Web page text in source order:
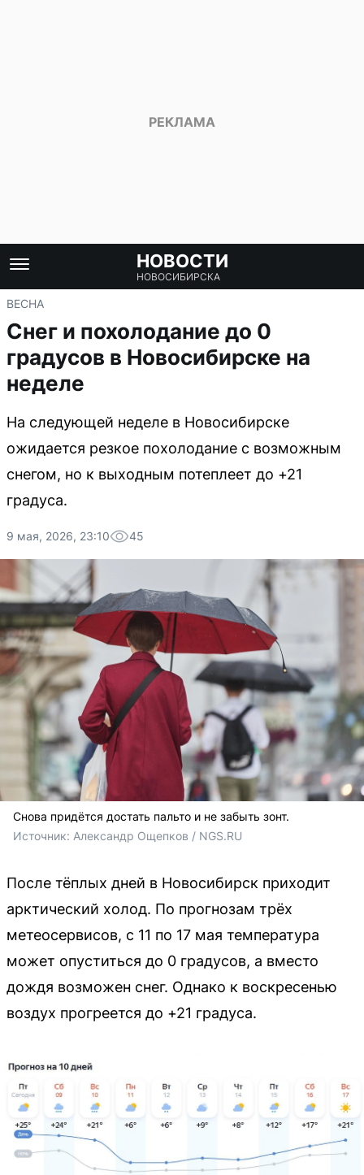
НОВОСТИ
НОВОСИБИРСКА
ВЕСНА
Снег и похолодание до 0
градусов в Новосибирске на
неделе
На следующей неделе в Новосибирске
ожидается резкое похолодание с возможным
снегом, но к выходным потеплеет до +21
градуса.
9 мая, 2026, 23:10 45
Снова придётся достать пальто и не забыть зонт.
Источник: Александр Ощепков / NGS.RU
После тёплых дней в Новосибирск приходит
арктический холод. По прогнозам трёх
метеосервисов, с 11 по 17 мая температура
может опуститься до 0 градусов, а вместо
дождя возможен снег. Однако к воскресенью
воздух прогреется до +21 градуса.